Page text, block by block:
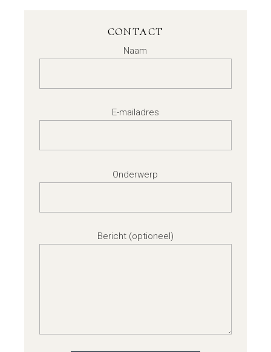
CONTACT
Naam
E-mailadres
Onderwerp
Bericht (optioneel)